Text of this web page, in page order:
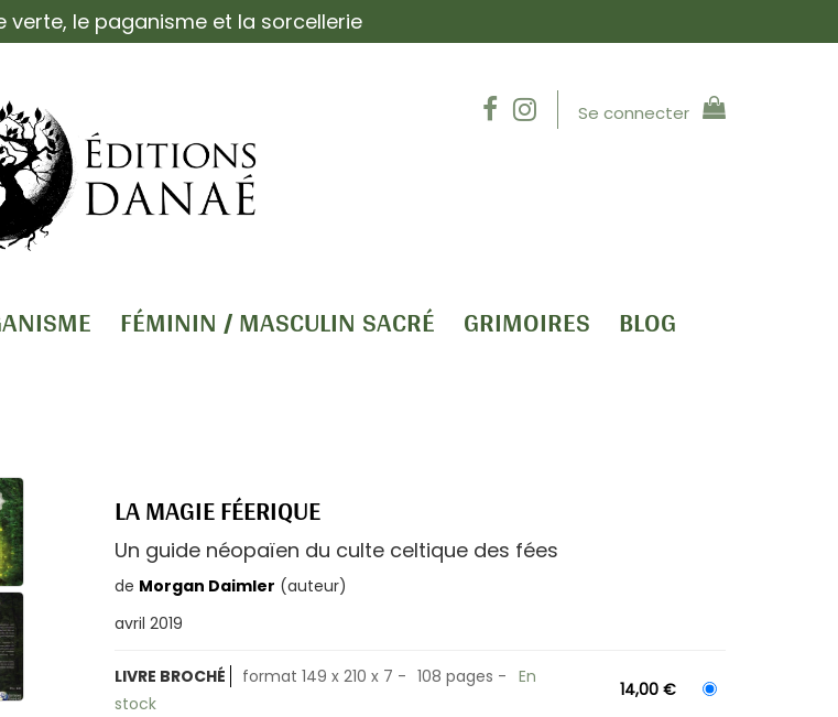
verte, le paganisme et la sorcellerie
Se connecter
FÉMININ / MASCULIN SACRÉ GRIMOIRES BLOG
LA MAGIE FÉERIQUE
Un guide néopaïen du culte celtique des fées
de Morgan Daimler (auteur)
avril 2019
LIVRE BROCHÉ format 149 x 210 x 7 108 pages
En
stock
14,00 €